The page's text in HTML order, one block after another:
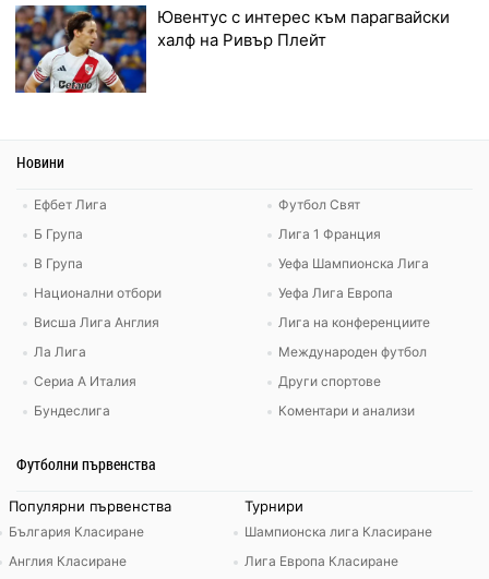
Ювентус с интерес към парагвайски
халф на Ривър Плейт
Новини
Ефбет Лига
Б Група
В Група
Национални отбори
Висша Лига Англия
Ла Лига
Сериа А Италия
Бундеслига
Футбол Свят
Лига 1 Франция
Уефа Шампионска Лига
Уефа Лига Европа
Лига на конференциите
Международен футбол
Други спортове
Коментари и анализи
Футболни първенства
Популярни първенства
България Класиране
Англия Класиране
Турнири
Шампионска лига Класиране
Лига Европа Класиране